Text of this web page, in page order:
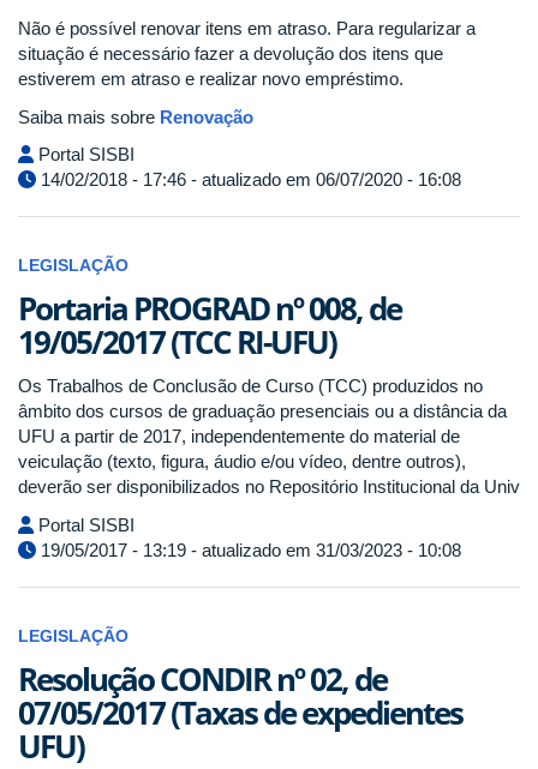
Não é possível renovar itens em atraso. Para regularizar a
situação é necessário fazer a devolução dos itens que
estiverem em atraso e realizar novo empréstimo.
Saiba mais sobre Renovação
Portal SISBI
14/02/2018 - 17:46 - atualizado em 06/07/2020 - 16:08
LEGISLAÇÃO
Portaria PROGRAD nº 008, de
19/05/2017 (TCC RI-UFU)
Os Trabalhos de Conclusão de Curso (TCC) produzidos no
âmbito dos cursos de graduação presenciais ou a distância da
UFU a partir de 2017, independentemente do material de
veiculação (texto, figura, áudio e/ou vídeo, dentre outros),
deverão ser disponibilizados no Repositório Institucional da Univ
Portal SISBI
19/05/2017 - 13:19 - atualizado em 31/03/2023 - 10:08
LEGISLAÇÃO
Resolução CONDIR nº 02, de
07/05/2017 (Taxas de expedientes
UFU)